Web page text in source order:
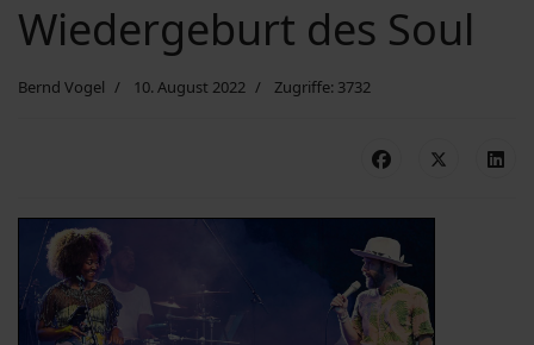
Wiedergeburt des Soul
Bernd Vogel 10. August 2022 Zugriffe: 3732